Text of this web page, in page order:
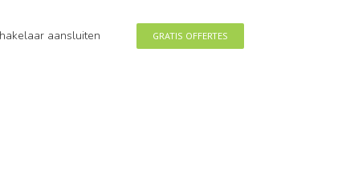
aansluiten GRATIS OFFERTES